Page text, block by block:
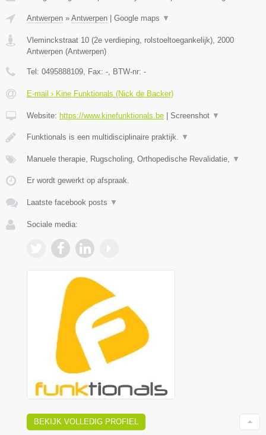
Antwerpen » Antwerpen Google maps ▼
Vleminckstraat 10 (2e verdieping, rolstoeltoegankelijk), 2000
Antwerpen (Antwerpen)
Tel: 0495888109, Fax: -, BTW-nr: -
E-mail › Kine Funktionals (Nick de Backer)
Website: https://www.kinefunktionals.be Screenshot ▼
Funktionals is een multidisciplinaire praktijk. ▼
Manuele therapie, Rugscholing, Orthopedische Revalidatie, ▼
Er wordt gewerkt op afspraak.
Laatste facebook posts ▼
Sociale media:
BEKIJK VOLLEDIG PROFIEL